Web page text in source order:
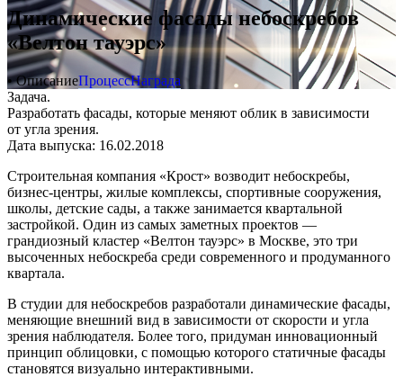
Динамические фасады небоскребов
«Велтон тауэрс»
• ОписаниеПроцессНаграда
Задача.
Разработать фасады, которые меняют облик в зависимости
от угла зрения.
Дата выпуска: 16.02.2018
Строительная компания «Крост» возводит небоскребы,
бизнес-центры, жилые комплексы, спортивные сооружения,
школы, детские сады, а также занимается квартальной
застройкой. Один из самых заметных проектов —
грандиозный кластер «Велтон тауэрс» в Москве, это три
высоченных небоскреба среди современного и продуманного
квартала.
В студии для небоскребов разработали динамические фасады,
меняющие внешний вид в зависимости от скорости и угла
зрения наблюдателя. Более того, придуман инновационный
принцип облицовки, с помощью которого статичные фасады
становятся визуально интерактивными.